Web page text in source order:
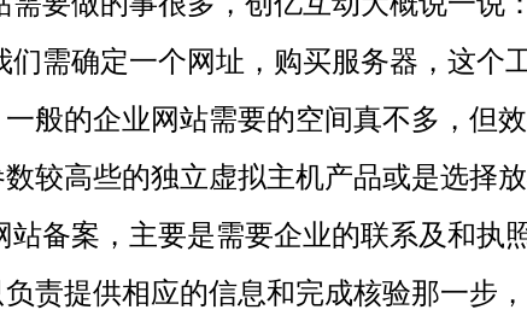
需确定一个网址，购买服务器，这个
般的企业网站需要的空间真不多，但
较高些的独立虚拟主机产品或是选择
备案，主要是需要企业的联系及和执
责提供相应的信息和完成核验那一步